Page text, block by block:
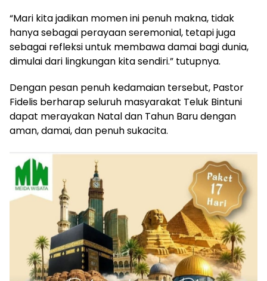
“Mari kita jadikan momen ini penuh makna, tidak
hanya sebagai perayaan seremonial, tetapi juga
sebagai refleksi untuk membawa damai bagi dunia,
dimulai dari lingkungan kita sendiri.” tutupnya.
Dengan pesan penuh kedamaian tersebut, Pastor
Fidelis berharap seluruh masyarakat Teluk Bintuni
dapat merayakan Natal dan Tahun Baru dengan
aman, damai, dan penuh sukacita.